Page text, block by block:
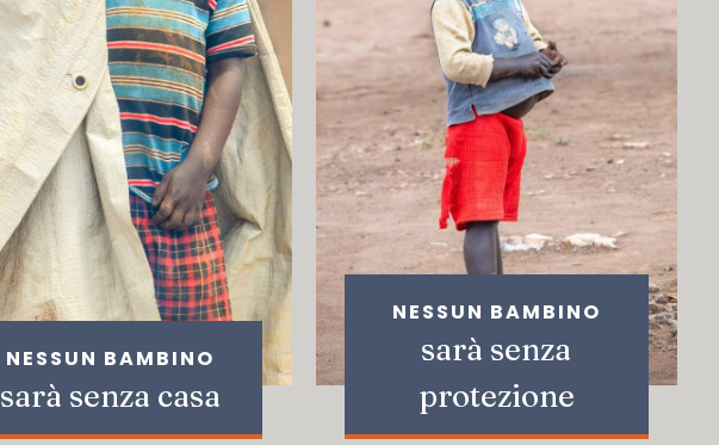
NESSUN BAMBINO
sarà senza casa
NESSUN BAMBINO
sarà senza
protezione